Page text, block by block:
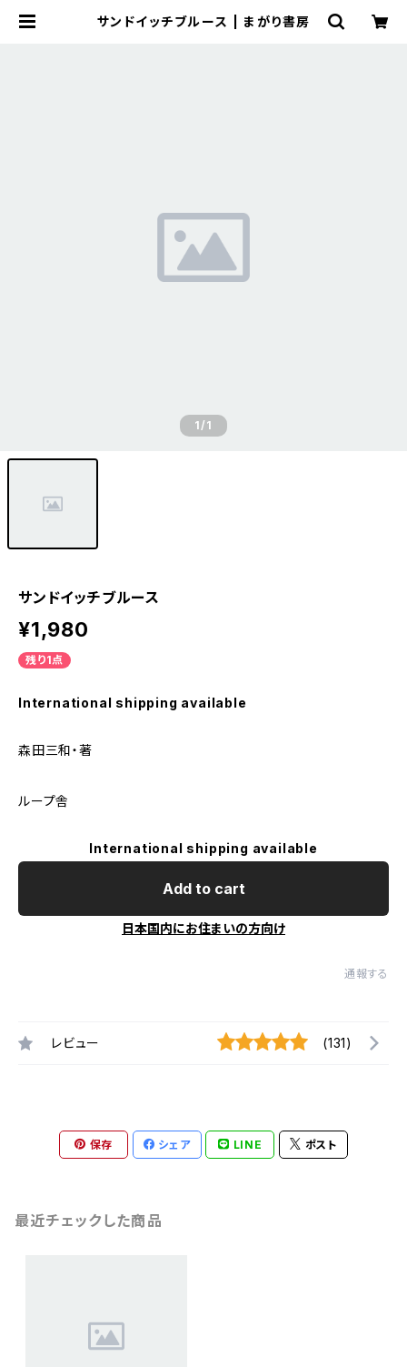
サンドイッチブルース | まがり書房
1/1
サンドイッチブルース
¥1,980
残り1点
International shipping available
森田三和・著
ループ舎
International shipping available
Add to cart
日本国内にお住まいの方向け
通報する
レビュー (131)
保存 シェア LINE ポスト
最近チェックした商品